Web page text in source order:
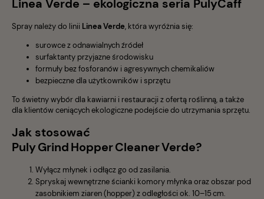
Linea Verde – ekologiczna seria PulyCaff
Spray należy do linii Linea Verde, która wyróżnia się:
surowce z odnawialnych źródeł
surfaktanty przyjazne środowisku
formuły bez fosforanów i agresywnych chemikaliów
bezpieczne dla użytkowników i sprzętu
To świetny wybór dla kawiarni i restauracji z ofertą roślinną, a także
dla klientów ceniących ekologiczne podejście do utrzymania sprzętu.
Jak stosować
Puly Grind Hopper Cleaner Verde?
Wyłącz młynek i odłącz go od zasilania.
Spryskaj wewnętrzne ścianki komory młynka oraz obszar pod
zasobnikiem ziaren (hopper) z odległości ok. 10–15 cm.